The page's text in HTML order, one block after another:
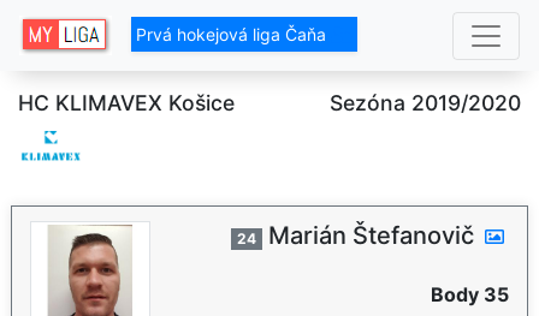
Prvá hokejová liga Čaňa
HC KLIMAVEX Košice Sezóna 2019/2020
24 Marián Štefanovič
Body 35